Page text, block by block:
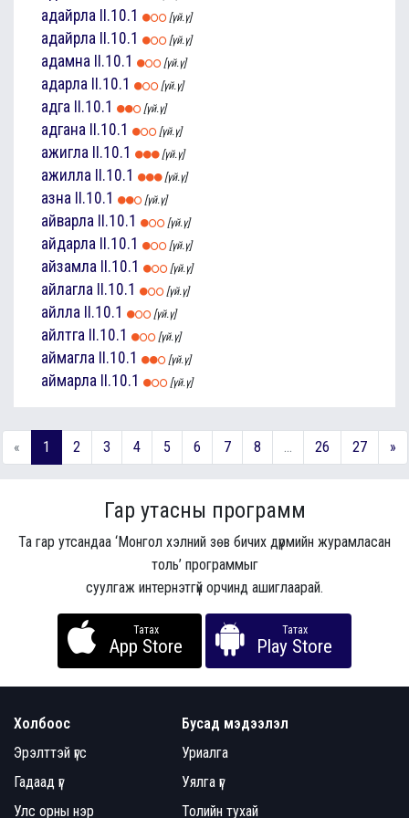
адайрла II.10.1 [үй.ү]
адайрла II.10.1 [үй.ү]
адамна II.10.1 [үй.ү]
адарла II.10.1 [үй.ү]
адга II.10.1 [үй.ү]
адгана II.10.1 [үй.ү]
ажигла II.10.1 [үй.ү]
ажилла II.10.1 [үй.ү]
азна II.10.1 [үй.ү]
айварла II.10.1 [үй.ү]
айдарла II.10.1 [үй.ү]
айзамла II.10.1 [үй.ү]
айлагла II.10.1 [үй.ү]
айлла II.10.1 [үй.ү]
айлтга II.10.1 [үй.ү]
аймагла II.10.1 [үй.ү]
аймарла II.10.1 [үй.ү]
« 1 2 3 4 5 6 7 8 ... 26 27 »
Гар утасны программ
Та гар утсандаа ‘Монгол хэлний зөв бичих дүрмийн журамласан
толь’ программыг
суулгаж интернэтгүй орчинд ашиглаарай.
Татах
App Store
Татах
Play Store
Холбоос
Эрэлттэй үгс
Гадаад үг
Улс орны нэр
Бусад мэдээлэл
Уриалга
Уялга үг
Толийн тухай